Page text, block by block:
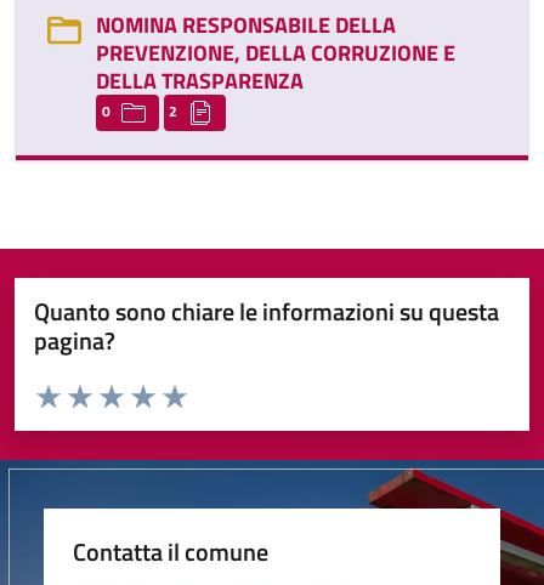
NOMINA RESPONSABILE DELLA
PREVENZIONE, DELLA CORRUZIONE E
DELLA TRASPARENZA
0 2
Quanto sono chiare le informazioni su questa
pagina?
Valuta da 1 a 5 stelle la pagina
Valuta 5 stelle su 5
Valuta 4 stelle su 5
Valuta 3 stelle su 5
Valuta 2 stelle su 5
Valuta 1 stelle su 5
Contatta il comune